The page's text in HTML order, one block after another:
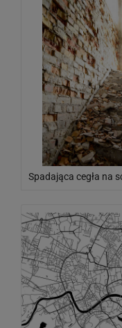
Spadająca cegła na